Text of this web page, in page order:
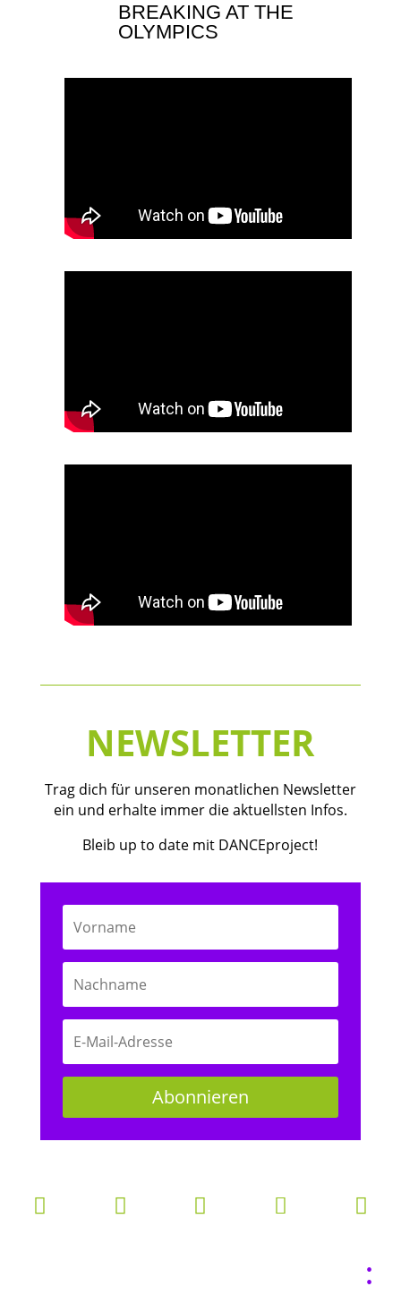
BREAKING AT THE
OLYMPICS
NEWSLETTER
Trag dich für unseren monatlichen Newsletter
ein und erhalte immer die aktuellsten Infos.
Bleib up to date mit DANCEproject!
Abonnieren
    
: